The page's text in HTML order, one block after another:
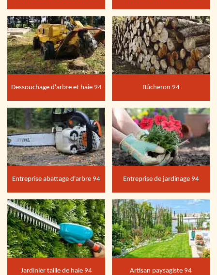
Dessouchage d'arbre et haie 94 Bûcheron 94
Entreprise abattage d'arbre 94 Entreprise de jardinage 94
Jardinier taille de haie 94 Artisan paysagiste 94